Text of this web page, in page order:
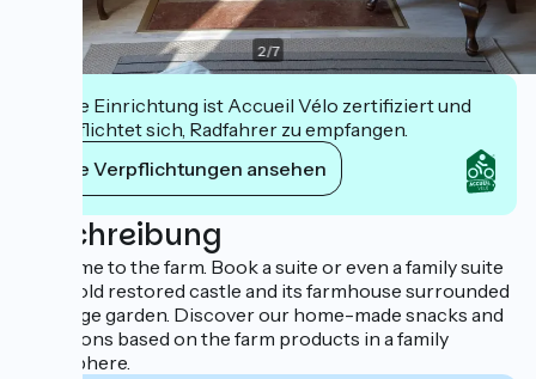
2/7
Diese Einrichtung ist Accueil Vélo zertifiziert und
verpflichtet sich, Radfahrer zu empfangen.
Ihre Verpflichtungen ansehen
Beschreibung
Welcome to the farm. Book a suite or even a family suite
in this old restored castle and its farmhouse surrounded
by a large garden. Discover our home-made snacks and
luncheons based on the farm products in a family
atmosphere.